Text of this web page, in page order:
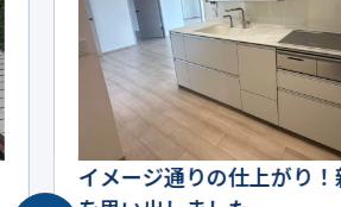
イメージ通りの仕上がり！
を思い出しました。
神奈川県横浜市 Ｎ様
#外壁
#屋根、一軒家